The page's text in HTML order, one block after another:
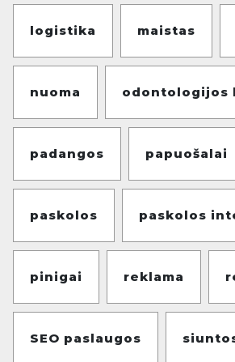
logistika maistas
nuoma odontologijos
padangos papuošalai
paskolos paskolos
pinigai reklama
SEO paslaugos